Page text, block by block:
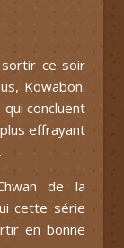
sortir ce soir
Kowabon.
concluent
effrayant
de la
cette série
en bonne